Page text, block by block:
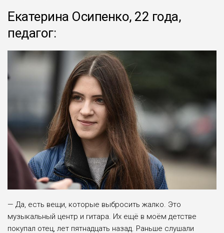
Екатерина Осипенко, 22 года,
педагог:
— Да, есть вещи, которые выбросить жалко. Это
музыкальный центр и гитара. Их ещё в моём детстве
покупал отец, лет пятнадцать назад. Раньше слушали